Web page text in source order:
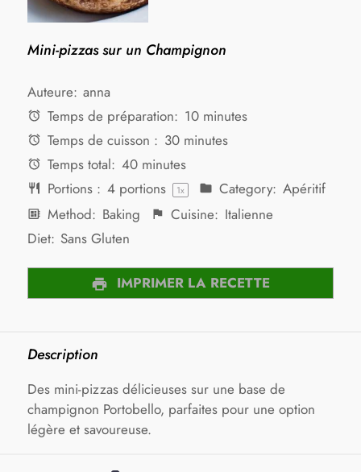
Mini-pizzas sur un Champignon
Auteure: anna
Temps de préparation: 10 minutes
Temps de cuisson : 30 minutes
Temps total: 40 minutes
Portions : 4portions 1x Category: Apéritif
Method: Baking Cuisine: Italienne
Diet: Sans Gluten
IMPRIMER LA RECETTE
Description
Des mini-pizzas délicieuses sur une base de
champignon Portobello, parfaites pour une option
légère et savoureuse.